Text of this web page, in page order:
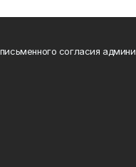
согласия